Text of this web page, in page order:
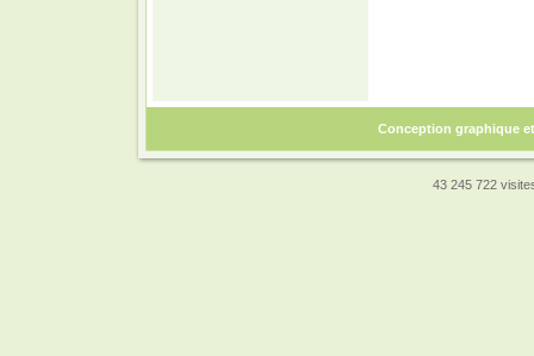
Conception graphique
43 245 722